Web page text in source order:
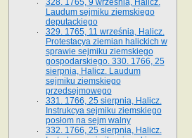
328. 1765, 9 września, Halicz.
Laudum sejmiku ziemskiego
deputackiego
329. 1765, 11 września, Halicz.
Protestacya ziemian halickich w
sprawie sejmiku ziemskiego
gospodarskiego. 330. 1766, 25
sierpnia, Halicz. Laudum
sejmiku ziemskiego
przedsejmowego
331. 1766, 25 sierpnia, Halicz.
Instrukcya sejmiku ziemskiego
posłom na sejm walny
332. 1766, 25 sierpnia, Halicz.